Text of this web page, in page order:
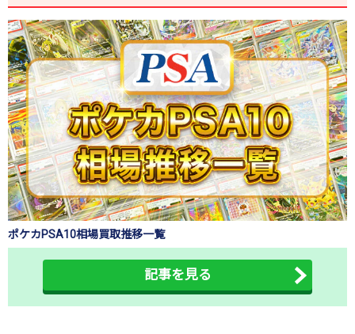
ポケカPSA10相場買取推移一覧
記事を見る